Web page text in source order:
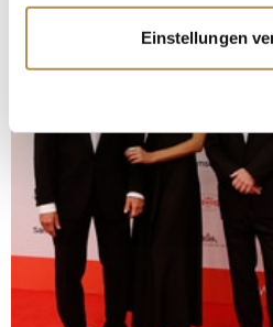
Informationen über Ihre
erfassen, welche bis auf
bestimmten Merkmalen
Erfahren Sie mehr darüber, wie
verarbeitet werden, und legen
Abschnitt Einzelheitenfest.
Wir verwenden Cookies, um
personalisieren, Funktionen
Einstellungen